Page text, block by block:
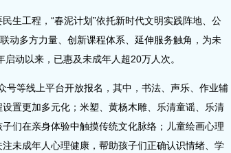
工程，“春泥计划”依托新时代文明实践阵地、公
动多方力量、创新课程体系、延伸服务触角，为未
动以来，已惠及未成年人超20万人次。
等线上平台开放报名，其中，书法、声乐、作业辅
置更加多元化；米塑、黄杨木雕、乐清童谣、乐清
们在亲身体验中触摸传统文化脉络；儿童绘画心理
未成年人心理健康，帮助孩子们正确认识情绪、学